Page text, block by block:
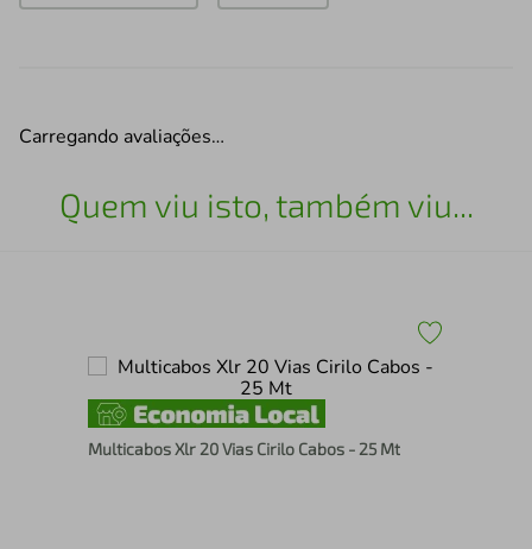
Carregando avaliações…
Quem viu isto, também viu...
Multicabos Xlr 20 Vias Cirilo Cabos - 25 Mt